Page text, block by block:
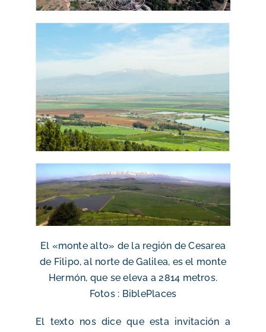
El «monte alto» de la región de Cesarea
de Filipo, al norte de Galilea, es el monte
Hermón, que se eleva a 2814 metros.
Fotos : BiblePlaces
El texto nos dice que esta invitación a